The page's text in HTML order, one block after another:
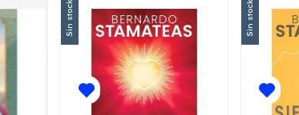
Sin stock Sin stock